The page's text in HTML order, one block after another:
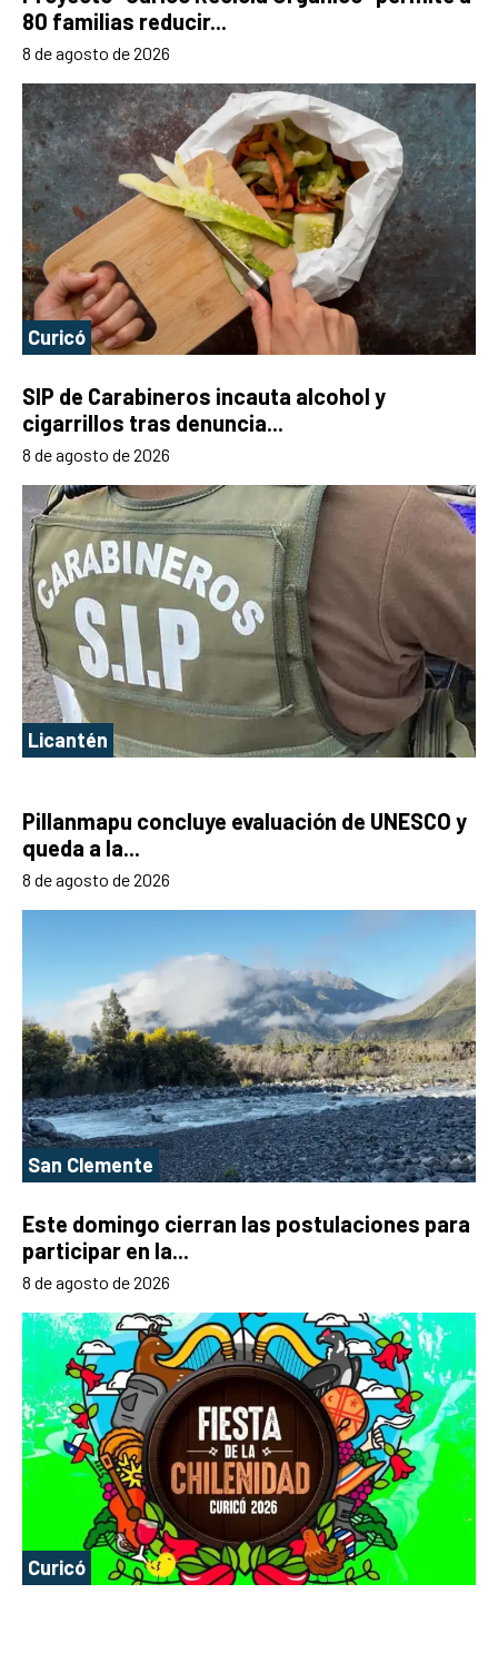
80 familias reducir...
8 de agosto de 2026
Curicó
SIP de Carabineros incauta alcohol y
cigarrillos tras denuncia...
8 de agosto de 2026
Licantén
Pillanmapu concluye evaluación de UNESCO y
queda a la...
8 de agosto de 2026
San Clemente
Este domingo cierran las postulaciones para
participar en la...
8 de agosto de 2026
Curicó